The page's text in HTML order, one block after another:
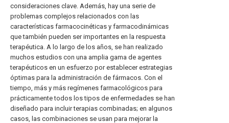
consideraciones clave. Además, hay una serie de
problemas complejos relacionados con las
características farmacocinéticas y farmacodinámicas
que también pueden ser importantes en la respuesta
terapéutica. A lo largo de los años, se han realizado
muchos estudios con una amplia gama de agentes
terapéuticos en un esfuerzo por establecer estrategias
óptimas para la administración de fármacos. Con el
tiempo, más y más regímenes farmacológicos para
prácticamente todos los tipos de enfermedades se han
diseñado para incluir terapias combinadas; en algunos
casos, las combinaciones se usan para mejorar la